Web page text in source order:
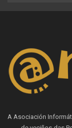
A Asociación